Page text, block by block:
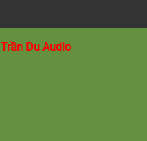
Trần Du Audio